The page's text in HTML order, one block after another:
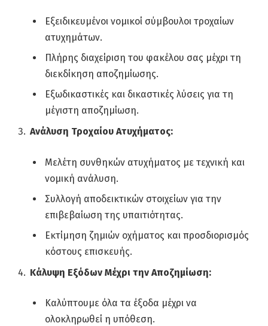
Εξειδικευμένοι νομικοί σύμβουλοι τροχαίων
ατυχημάτων.
Πλήρης διαχείριση του φακέλου σας μέχρι τη
διεκδίκηση αποζημίωσης.
Εξωδικαστικές και δικαστικές λύσεις για τη
μέγιστη αποζημίωση.
Ανάλυση Τροχαίου Ατυχήματος:
Μελέτη συνθηκών ατυχήματος με τεχνική και
νομική ανάλυση.
Συλλογή αποδεικτικών στοιχείων για την
επιβεβαίωση της υπαιτιότητας.
Εκτίμηση ζημιών οχήματος και προσδιορισμός
κόστους επισκευής.
Κάλυψη Εξόδων Μέχρι την Αποζημίωση:
Καλύπτουμε όλα τα έξοδα μέχρι να
ολοκληρωθεί η υπόθεση.